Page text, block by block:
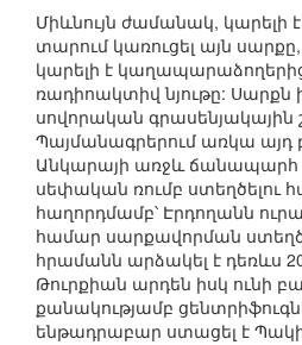
Միևնույն ժամանակ, կարելի
տարում կառուցել այն
կարելի է կաղապարաձողերից
ռադիոակտիվ նյութը: Սարքն
սովորական գրասենյակային
Պայմանագրերում առկա այդ
Անկարայի առջև ճանապարհ
սեփական ռումբ ստեղծելու
հաղորդմամբ՝ Էրդողանն
համար սարքավորման
հրամանն արձակել է դեռևս
Թուրքիան արդեն իսկ ունի
քանակությամբ
ենթադրաբար ստացել է